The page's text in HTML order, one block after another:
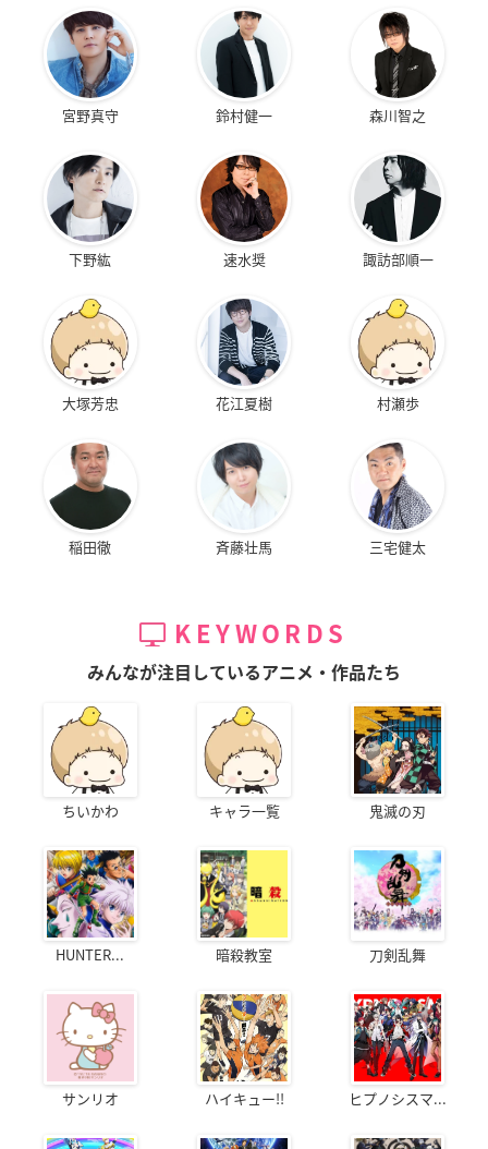
宮野真守 鈴村健一 森川智之
下野紘 速水奨 諏訪部順一
大塚芳忠 花江夏樹 村瀬歩
稲田徹 斉藤壮馬 三宅健太
KEYWORDS
みんなが注目しているアニメ・作品たち
ちいかわ キャラ一覧 鬼滅の刃
HUNTER... 暗殺教室 刀剣乱舞
サンリオ ハイキュー!! ヒプノシスマ...